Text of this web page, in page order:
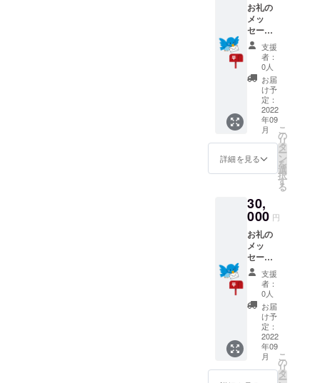
お礼の
メッ
セージ
とお店
で使用
できる
ドリン
ク2杯無
料券を
送らせ
ていた
だきま
す。 有
効期
限
2022年
日〜12
月31日
支援
者：
0人
お届
け予
定：
2022
年09
月
詳細を見る
こ
の
リ
タ
ー
ン
を
選
択
す
る
30,
000 円
お礼の
メッ
セージ
とお店
で使用
できる
3000円
OFFチ
ケット
を送ら
せてい
ただき
ます。
支援
者：
0人
お届
け予
定：
2022
年09
月
こ
の
リ
タ
ー